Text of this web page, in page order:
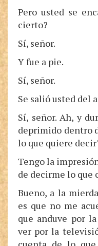
Pero usted se
cierto?
Sí, señor.
Y fue a pie.
Sí, señor.
Se salió usted del
Sí, señor. Ah, y
deprimido dentro
lo que quiere
Tengo la
de decirme lo que
Bueno, a la
es que no me
que anduve por
ver por la